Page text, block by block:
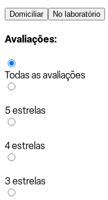
Domiciliar No laboratório
Avaliações:
Todas as avaliações
5 estrelas
4 estrelas
3 estrelas